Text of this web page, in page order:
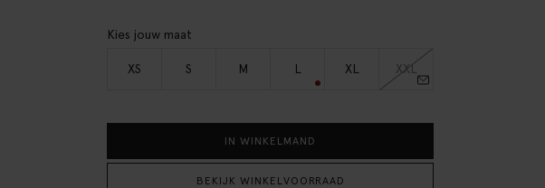
Kies jouw maat
XS S M L XL XXL
IN WINKELMAND
BEKIJK WINKELVOORRAAD